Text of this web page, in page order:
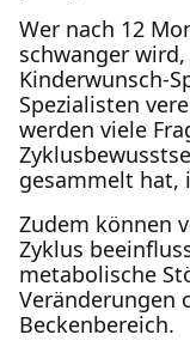
Wer nach 12
schwanger
Kinderwunsch-
Spezialisten
werden viele
gesammelt hat,
Zudem können
Zyklus
metabolische
Veränderungen
Beckenbereich.